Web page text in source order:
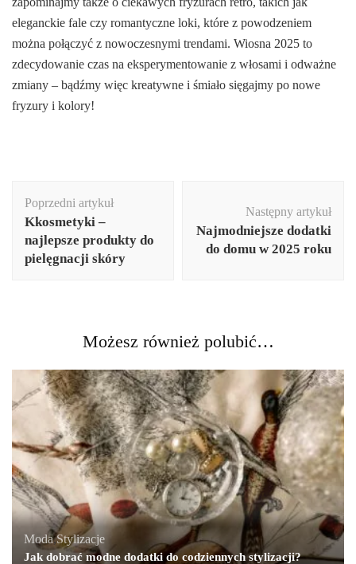
eleganckie fale czy romantyczne loki, które z powodzeniem
można połączyć z nowoczesnymi trendami. Wiosna 2025 to
zdecydowanie czas na eksperymentowanie z włosami i odważne
zmiany – bądźmy więc kreatywne i śmiało sięgajmy po nowe
fryzury i kolory!
wpisu
Poprzedni artykuł
Kkosmetyki –
najlepsze produkty do
pielęgnacji skóry
Następny artykuł
Najmodniejsze dodatki
do domu w 2025 roku
Możesz również polubić…
Moda,Stylizacje
Jak dobrać modne dodatki do codziennych stylizacji?